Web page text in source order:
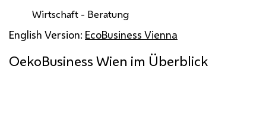
Wirtschaft - Beratung
English Version: EcoBusiness Vienna
OekoBusiness Wien im Überblick